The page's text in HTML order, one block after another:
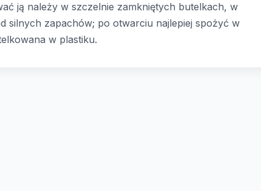
ją należy w szczelnie zamkniętych butelkach, w
silnych zapachów; po otwarciu najlepiej spożyć w
w plastiku.